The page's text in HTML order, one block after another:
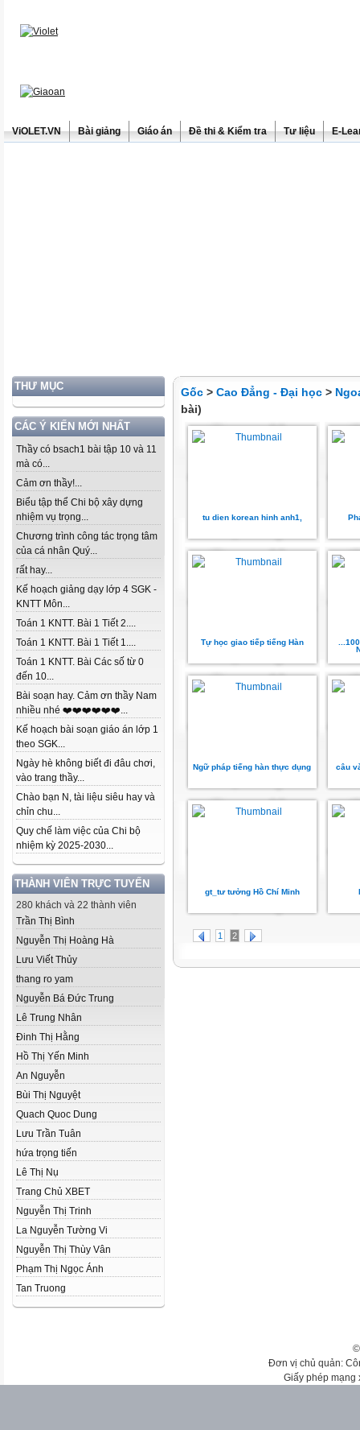
ViOLET.VN Bài giảng Giáo án Đề thi & Kiểm tra Tư liệu E-
THƯ MỤC
CÁC Ý KIẾN MỚI NHẤT
Thầy có bsach1 bài tập 10 và 11
mà có...
Cảm ơn thầy!...
Biểu tập thể Chi bộ xây dựng
nhiệm vụ trọng...
Chương trình công tác trọng tâm
của cá nhân Quý...
rất hay...
Kế hoạch giảng dạy lớp 4 SGK -
KNTT Môn...
Toán 1 KNTT. Bài 1 Tiết 2....
Toán 1 KNTT. Bài 1 Tiết 1....
Toán 1 KNTT. Bài Các số từ 0
đến 10...
Bài soạn hay. Cảm ơn thầy Nam
nhiều nhé ❤️❤️❤️❤️❤️❤️...
Kế hoạch bài soạn giáo án lớp 1
theo SGK...
Ngày hè không biết đi đâu chơi,
vào trang thầy...
Chào bạn N, tài liệu siêu hay và
chỉn chu...
Quy chế làm việc của Chi bộ
nhiệm kỳ 2025-2030...
THÀNH VIÊN TRỰC TUYẾN
280 khách và 22 thành viên
Trần Thị Bình
Nguyễn Thị Hoàng Hà
Lưu Viết Thủy
thang ro yam
Nguyễn Bá Đức Trung
Lê Trung Nhân
Đinh Thị Hằng
Hồ Thị Yến Minh
An Nguyễn
Bùi Thị Nguyệt
Quach Quoc Dung
Lưu Trần Tuân
hứa trọng tiến
Lê Thị Nụ
Trang Chủ XBET
Nguyễn Thị Trinh
La Nguyễn Tường Vi
Nguyễn Thị Thùy Vân
Phạm Thị Ngọc Ánh
Tan Truong
Gốc > Cao Đẳng - Đại học >
bài)
tu dien korean hinh anh1,
Tự học giao tiếp tiếng Hàn
Ngữ pháp tiếng hàn thực dụng câu
gt_tư tưởng Hồ Chí Minh
1 2
Đơn vị chủ quản:
Giấy phép mạng